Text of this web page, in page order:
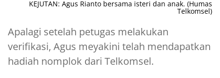
KEJUTAN: Agus Rianto bersama isteri dan anak. (Humas
Telkomsel)
Apalagi setelah petugas melakukan
verifikasi, Agus meyakini telah mendapatkan
hadiah nomplok dari Telkomsel.